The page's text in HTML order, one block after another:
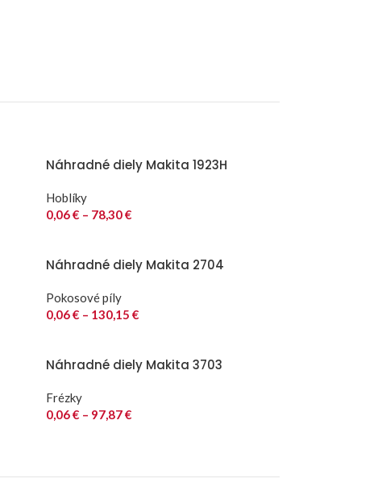
Náhradné diely Makita 1923H
Hoblíky
0,06€ – 78,30€
Náhradné diely Makita 2704
Pokosové píly
0,06€ – 130,15 €
Náhradné diely Makita 3703
Frézky
0,06€ – 97,87€